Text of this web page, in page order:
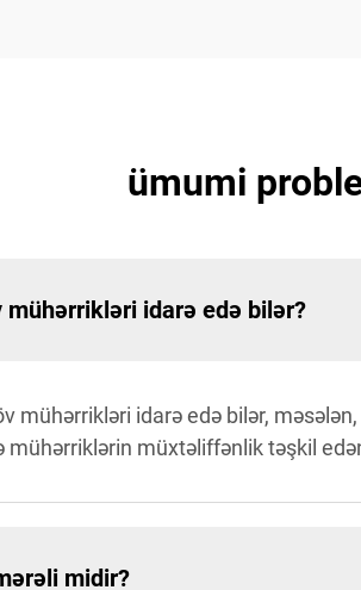
ümumi
mühərrikləri idarə edə bilər?
mühərrikləri idarə edə bilər,
mühərriklərin müxtəliffənlik təşkil
midir?